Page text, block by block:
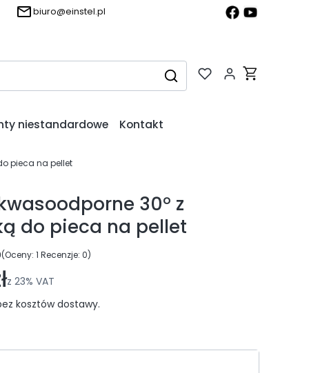
biuro@einstel.pl
WyczyśćSzukaj
Produkty w
niestandardowe Kontakt
pieca na pellet
30° z
do pieca na pellet
(Oceny: 1 Recenzje: 0)
do sekcji Opinie
z 23% VAT
kosztów dostawy.